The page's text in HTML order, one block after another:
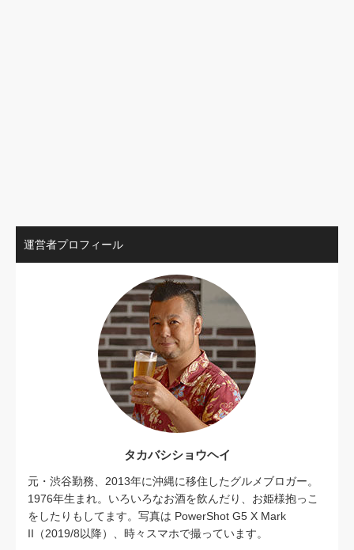
運営者プロフィール
タカバシショウヘイ
元・渋谷勤務、2013年に沖縄に移住したグルメブロガー。
1976年生まれ。いろいろなお酒を飲んだり、お姫様抱っこ
をしたりもしてます。写真は PowerShot G5 X Mark
II（2019/8以降）、時々スマホで撮っています。